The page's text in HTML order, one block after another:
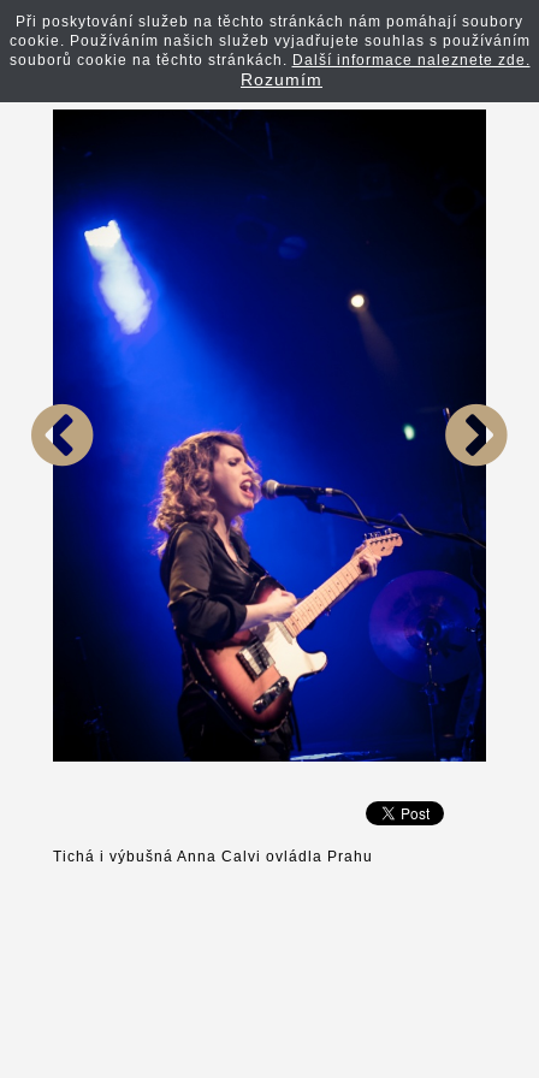
Zpět na článek
Tichá i výbušná Anna Calvi ovládla Prahu
Při poskytování služeb na těchto stránkách nám pomáhají soubory
cookie. Používáním našich služeb vyjadřujete souhlas s používáním
souborů cookie na těchto stránkách. Další informace naleznete zde.
Rozumím